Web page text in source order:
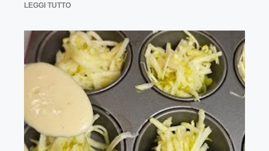
LEGGI TUTTO